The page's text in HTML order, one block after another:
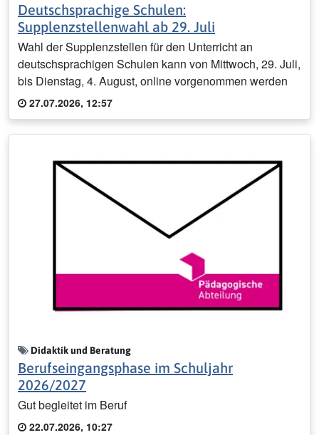
Deutschsprachige Schulen:
Supplenzstellenwahl ab 29. Juli
Wahl der Supplenzstellen für den Unterricht an
deutschsprachigen Schulen kann von Mittwoch, 29. Juli,
bis Dienstag, 4. August, online vorgenommen werden
27.07.2026, 12:57
Didaktik und Beratung
Berufseingangsphase im Schuljahr
2026/2027
Gut begleitet im Beruf
22.07.2026, 10:27